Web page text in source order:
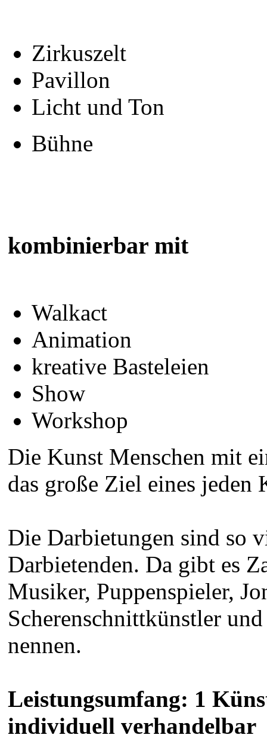
Zirkuszelt
Pavillon
Licht und Ton
Bühne
kombinierbar mit
Walkact
Animation
kreative Basteleien
Show
Workshop
Die Kunst Menschen mit
das große Ziel eines jeden
Die Darbietungen sind so
Darbietenden. Da gibt es
Musiker, Puppenspieler,
Scherenschnittkünstler
nennen.
Leistungsumfang: 1
individuell verhandelbar